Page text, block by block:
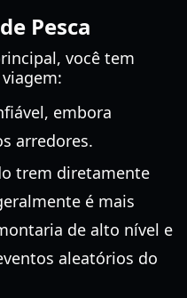
Pesca
você tem
embora
arredores.
trem diretamente
é mais
de alto nível e
aleatórios do